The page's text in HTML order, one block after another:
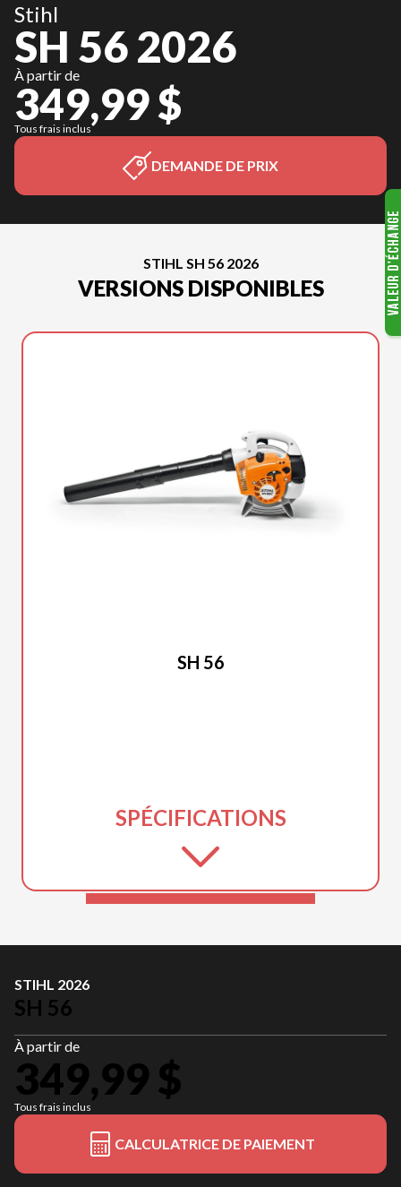
Stihl
SH 56 2026
À partir de
349,99 $
Tous frais inclus
DEMANDE DE PRIX
STIHL SH 56 2026
VERSIONS DISPONIBLES
SH 56
SPÉCIFICATIONS
STIHL 2026
SH 56
À partir de
349,99 $
Tous frais inclus
CALCULATRICE DE PAIEMENT